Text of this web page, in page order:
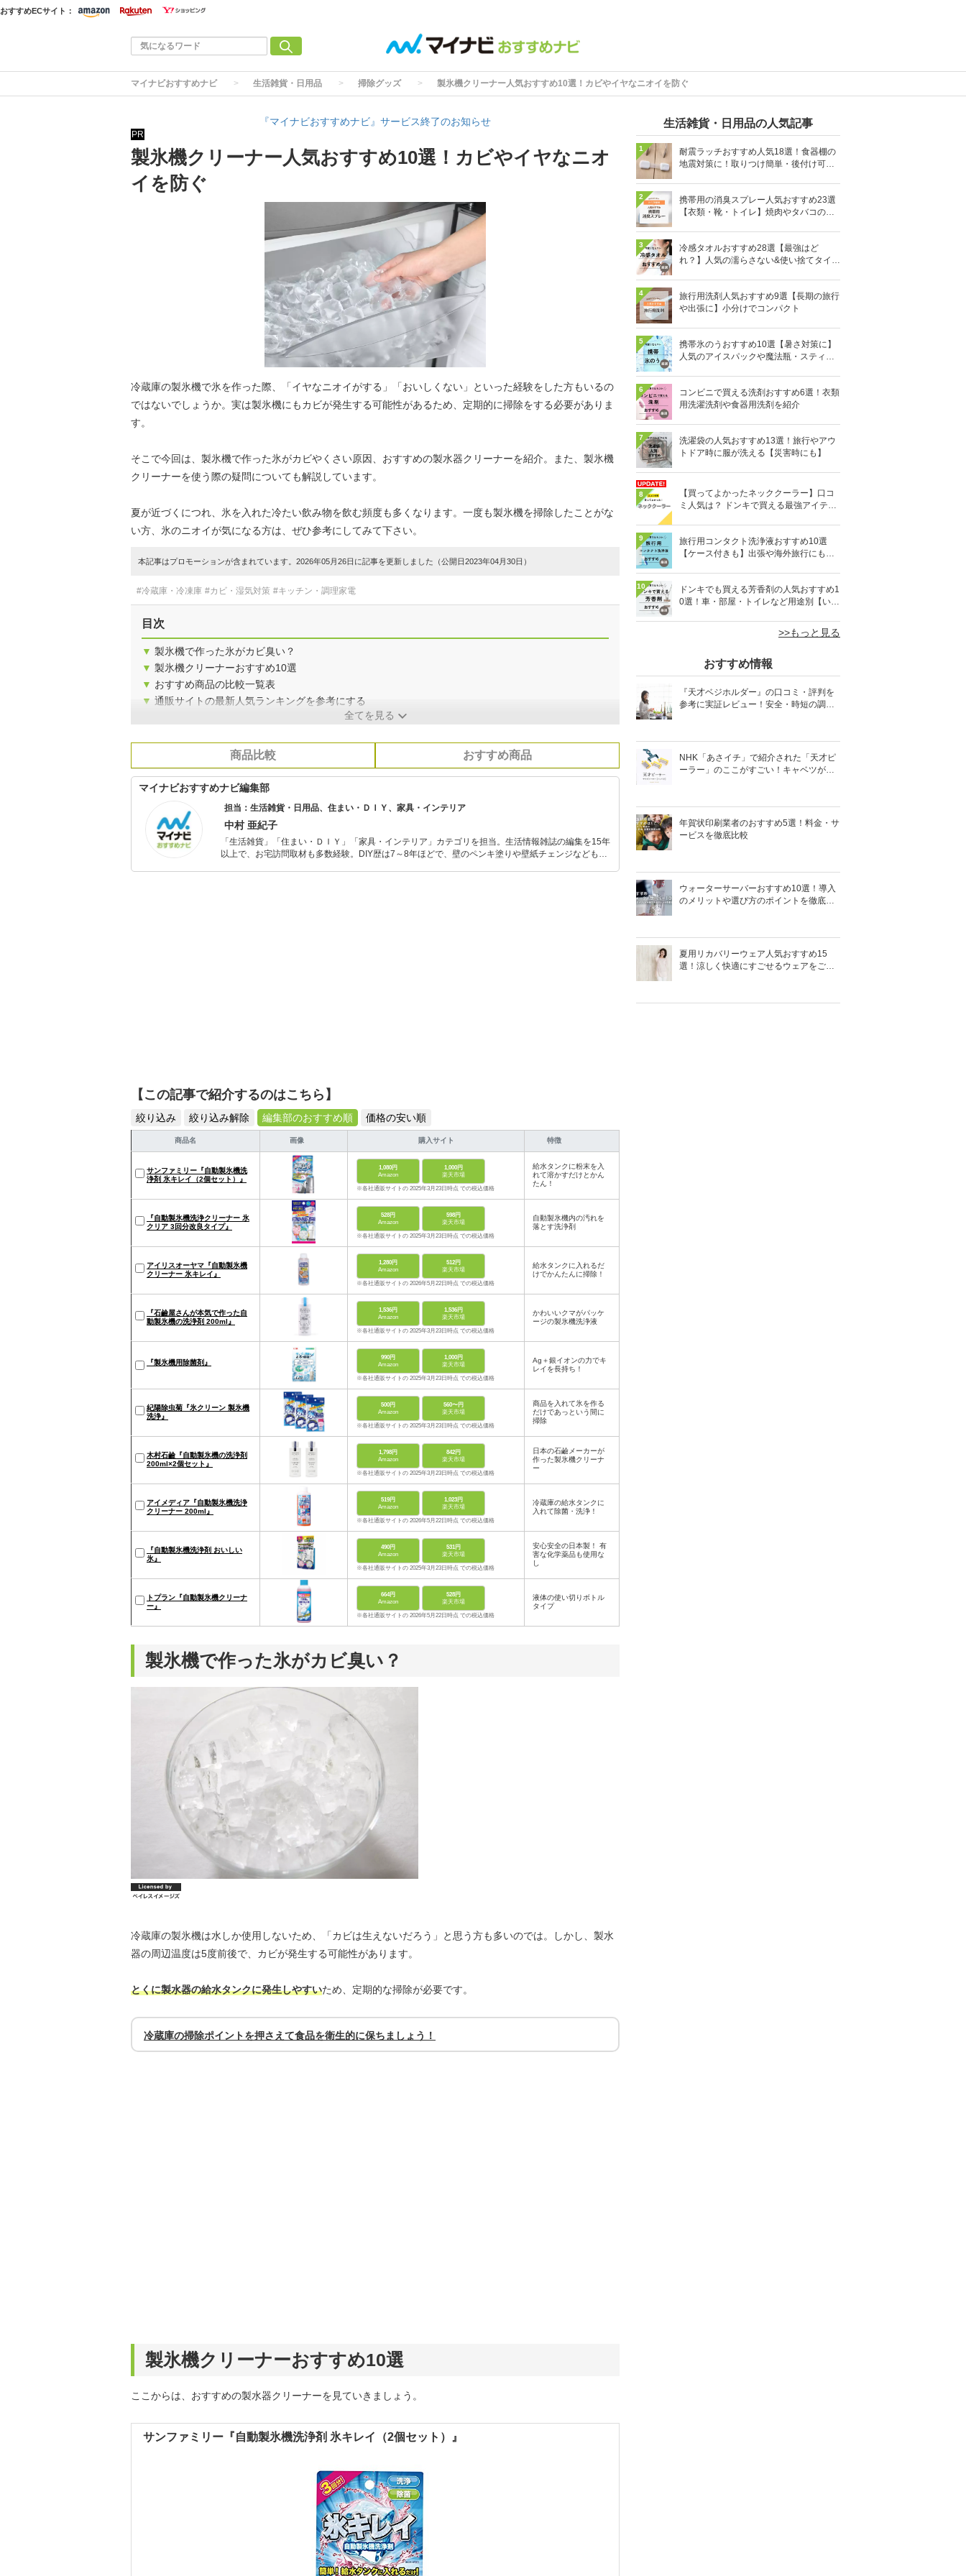
おすすめECサイト：
マイナビおすすめナビ 生活雑貨・日用品 掃除グッズ 製氷機クリーナー人気おすすめ10選！カビやイヤなニオイを防ぐ
『マイナビおすすめナビ』サービス終了のお知らせ
PR
製氷機クリーナー人気おすすめ10選！カビやイヤなニオ
イを防ぐ
冷蔵庫の製氷機で氷を作った際、「イヤなニオイがする」「おいしくない」といった経験をした方もいるの
ではないでしょうか。実は製氷機にもカビが発生する可能性があるため、定期的に掃除をする必要がありま
す。
そこで今回は、製氷機で作った氷がカビやくさい原因、おすすめの製水器クリーナーを紹介。また、製氷機
クリーナーを使う際の疑問についても解説しています。
夏が近づくにつれ、氷を入れた冷たい飲み物を飲む頻度も多くなります。一度も製氷機を掃除したことがな
い方、氷のニオイが気になる方は、ぜひ参考にしてみて下さい。
本記事はプロモーションが含まれています。2026年05月26日に記事を更新しました（公開日2023年04月30日）
#冷蔵庫・冷凍庫 #カビ・湿気対策 #キッチン・調理家電
目次
▼ 製氷機で作った氷がカビ臭い？
▼ 製氷機クリーナーおすすめ10選
▼ おすすめ商品の比較一覧表
▼ 通販サイトの最新人気ランキングを参考にする
全てを見る
商品比較 おすすめ商品
マイナビおすすめナビ編集部
担当：生活雑貨・日用品、住まい・ＤＩＹ、家具・インテリア
中村 亜紀子
「生活雑貨」「住まい・ＤＩＹ」「家具・インテリア」カテゴリを担当。生活情報雑誌の編集を15年
以上で、お宅訪問取材も多数経験。DIY歴は7～8年ほどで、壁のペンキ塗りや壁紙チェンジなどもチ
【この記事で紹介するのはこちら】
絞り込み 絞り込み解除 編集部のおすすめ順 価格の安い順
商品名 画像 購入サイト 特徴
サンファミリー『自動製氷機洗
浄剤 氷キレイ（2個セット）』
1,080円
Amazon
1,000円
楽天市場
※各社通販サイトの 2025年3月23日時点 での税込価格
給水タンクに粉末を入
れて溶かすだけとかん
たん！
『自動製氷機洗浄クリーナー 氷
クリア 3回分改良タイプ』
528円
Amazon
598円
楽天市場
※各社通販サイトの 2025年3月23日時点 での税込価格
自動製氷機内の汚れを
落とす洗浄剤
アイリスオーヤマ『自動製氷機
クリーナー 氷キレイ』
1,280円
Amazon
512円
楽天市場
※各社通販サイトの 2026年5月22日時点 での税込価格
給水タンクに入れるだ
けでかんたんに掃除！
『石鹼屋さんが本気で作った自
動製氷機の洗浄剤 200ml』
1,536円
Amazon
1,536円
楽天市場
※各社通販サイトの 2025年3月23日時点 での税込価格
かわいいクマがパッケ
ージの製氷機洗浄液
『製氷機用除菌剤』
990円
Amazon
1,000円
楽天市場
※各社通販サイトの 2025年3月23日時点 での税込価格
Ag＋銀イオンの力でキ
レイを長持ち！
紀陽除虫菊『氷クリーン 製氷機
洗浄』
500円
Amazon
560〜円
楽天市場
※各社通販サイトの 2025年3月23日時点 での税込価格
商品を入れて氷を作る
だけであっという間に
掃除
木村石鹼『自動製氷機の洗浄剤
200ml×2個セット』
1,798円
Amazon
842円
楽天市場
※各社通販サイトの 2025年3月23日時点 での税込価格
日本の石鹼メーカーが
作った製氷機クリーナ
ー
アイメディア『自動製氷機洗浄
クリーナー 200ml』
519円
Amazon
1,023円
楽天市場
※各社通販サイトの 2026年5月22日時点 での税込価格
冷蔵庫の給水タンクに
入れて除菌・洗浄！
『自動製氷機洗浄剤 おいしい
氷』
490円
Amazon
531円
楽天市場
※各社通販サイトの 2025年3月23日時点 での税込価格
安心安全の日本製！ 有
害な化学薬品も使用な
し
トプラン『自動製氷機クリーナ
ー』
664円
Amazon
528円
楽天市場
※各社通販サイトの 2026年5月22日時点 での税込価格
液体の使い切りボトル
タイプ
製氷機で作った氷がカビ臭い？
冷蔵庫の製氷機は水しか使用しないため、「カビは生えないだろう」と思う方も多いのでは。しかし、製水
器の周辺温度は5度前後で、カビが発生する可能性があります。
とくに製水器の給水タンクに発生しやすいため、定期的な掃除が必要です。
冷蔵庫の掃除ポイントを押さえて食品を衛生的に保ちましょう！
製氷機クリーナーおすすめ10選
ここからは、おすすめの製水器クリーナーを見ていきましょう。
サンファミリー『自動製氷機洗浄剤 氷キレイ（2個セット）』
生活雑貨・日用品の人気記事
1
耐震ラッチおすすめ人気18選！食器棚の
地震対策に！取りつけ簡単・後付け可能
2
携帯用の消臭スプレー人気おすすめ23選
【衣類・靴・トイレ】焼肉やタバコのニ
3
冷感タオルおすすめ28選【最強はど
れ？】人気の濡らさない&使い捨てタイプ
4
旅行用洗剤人気おすすめ9選【長期の旅行
や出張に】小分けでコンパクト
5
携帯氷のうおすすめ10選【暑さ対策に】
人気のアイスパックや魔法瓶・スティッ
6
コンビニで買える洗剤おすすめ6選！衣類
用洗濯洗剤や食器用洗剤を紹介
7
洗濯袋の人気おすすめ13選！旅行やアウ
トドア時に服が洗える【災害時にも】
8
【買ってよかったネッククーラー】口コ
ミ人気は？ ドンキで買える最強アイテム
9
旅行用コンタクト洗浄液おすすめ10選
【ケース付きも】出張や海外旅行にも便
10
ドンキでも買える芳香剤の人気おすすめ1
0選！車・部屋・トイレなど用途別【いい
>>もっと見る
おすすめ情報
『天才ベジホルダー』の口コミ・評判を
参考に実証レビュー！安全・時短の調理
NHK「あさイチ」で紹介された「天才ピ
ーラー」のここがすごい！キャベツがほ
年賀状印刷業者のおすすめ5選！料金・サ
ービスを徹底比較
ウォーターサーバーおすすめ10選！導入
のメリットや選び方のポイントを徹底解
夏用リカバリーウェア人気おすすめ15
選！涼しく快適にすごせるウェアをご紹